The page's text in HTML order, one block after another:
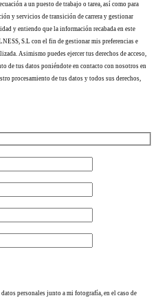
a un puesto de trabajo o tarea, así como para
y servicios de transición de carrera y gestionar
y entiendo que la información recabada en este
S.L con el fin de gestionar mis preferencias e
Asimismo puedes ejercer tus derechos de acceso,
de tus datos poniéndote en contacto con nosotros en
procesamiento de tus datos y todos sus derechos,
personales junto a mi fotografía, en el caso de